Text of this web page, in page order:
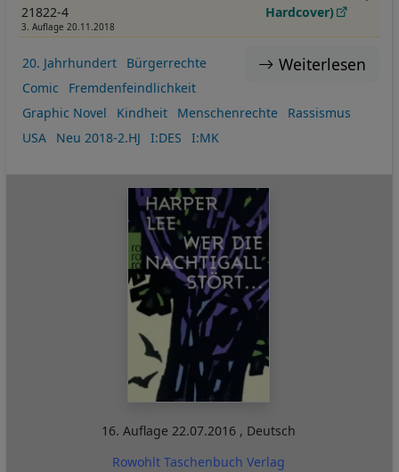
21822-4
3. Auflage 20.11.2018
Hardcover)
Weiterlesen
20. Jahrhundert
Bürgerrechte
Comic
Fremdenfeindlichkeit
Graphic Novel
Kindheit Menschenrechte
Rassismus
USA
Neu 2018-2.HJ I:DES I:MK
16. Auflage22.07.2016 , Deutsch
Rowohlt Taschenbuch Verlag